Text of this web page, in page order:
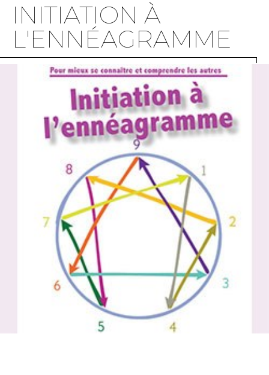
INITIATION À
L'ENNÉAGRAMME